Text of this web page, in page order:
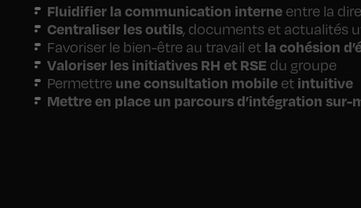
Fluidifier la communication interne entre la
Centraliser les outils, documents et actualités
Favoriser le bien-être au travail et la cohésion
Valoriser les initiatives RH et RSE du groupe
Permettre une consultation mobile et intuitive
Mettre en place un parcours d’intégration sur-